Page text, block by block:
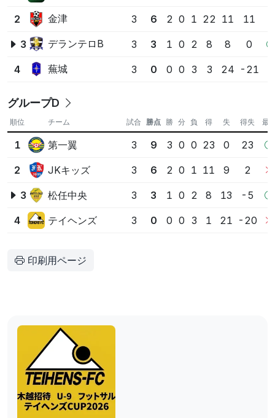
2 金津 3 6 2 0 1 22 11 11
3 デランテロB 3 3 1 0 2 8 8 0
4 蕪城 3 0 0 0 3 3 24 -21
グループD
順位 チーム 試合 勝点 勝 分 負 得 失 得失 最
1 第一翼 3 9 3 0 0 23 0 23
2 JKキッズ 3 6 2 0 1 11 9 2
3 松任中央 3 3 1 0 2 8 13 -5
4 テイヘンズ 3 0 0 0 3 1 21 -20
印刷用ページ